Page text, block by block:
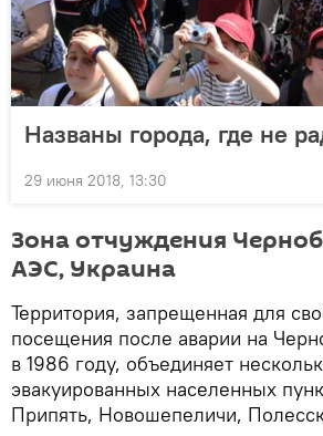
Названы города, где не
29 июня 2018, 13:30
Зона отчуждения
АЭС, Украина
Территория, запрещенная для
посещения после аварии на
в 1986 году, объединяет
эвакуированных населенных
Припять, Новошепеличи,